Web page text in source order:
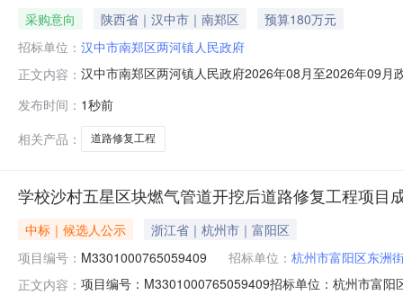
采购意向 陕西省｜汉中市｜南郑区
预算180万元
招标单位： 汉中市南郑区两河镇人民政府
正文内容： 汉中市南郑区两河镇人民政府2026年08月至2026年09月
业道路修复工程）预算金额：180.000000万元(人民币)
足
发布时间： 1秒前
相关产品：
道路修复工程
学校沙村五星区块燃气管道开挖后道路修复工程项目
中标｜候选人公示
浙江省｜杭州市｜富阳区
项目编号： M3301000765059409 招标单位： 杭州市富阳区东洲
正文内容： 项目编号：M3301000765059409招标单位：杭州市富